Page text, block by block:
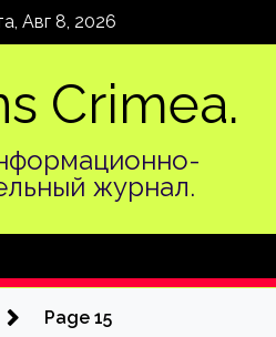
Авг 8, 2026
Crimea.
журнал.
Page 15